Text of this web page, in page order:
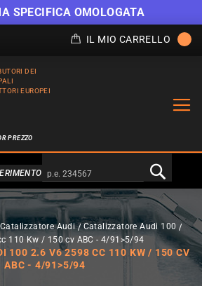
SPECIFICA OMOLOGATA
IL MIO CARRELLO
DEI
EUROPEI
PREZZO
a Doofinder
Catalizzatore Audi
Catalizzatore Audi 100
110 Kw / 150 cv ABC - 4/91>5/94
100 2.6 V6 2598 CC 110 KW / 150 CV
ABC - 4/91>5/94